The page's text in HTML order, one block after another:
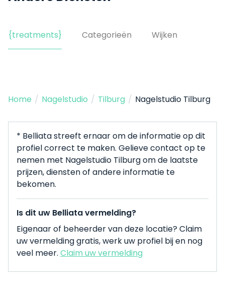
{treatments} Categorieën Wijken
Home / Nagelstudio / Tilburg / Nagelstudio Tilburg
* Belliata streeft ernaar om de informatie op dit
profiel correct te maken. Gelieve contact op te
nemen met Nagelstudio Tilburg om de laatste
prijzen, diensten of andere informatie te
bekomen.
Is dit uw Belliata vermelding?
Eigenaar of beheerder van deze locatie? Claim
uw vermelding gratis, werk uw profiel bij en nog
veel meer. Claim uw vermelding